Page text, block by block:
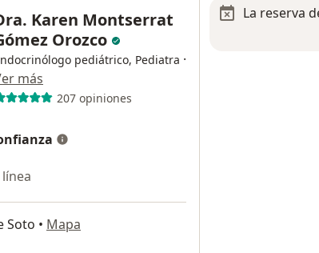
Karen Montserrat
Orozco
pediátrico, Pediatra ·
más
207 opiniones
línea
Soto • Mapa
La reserva